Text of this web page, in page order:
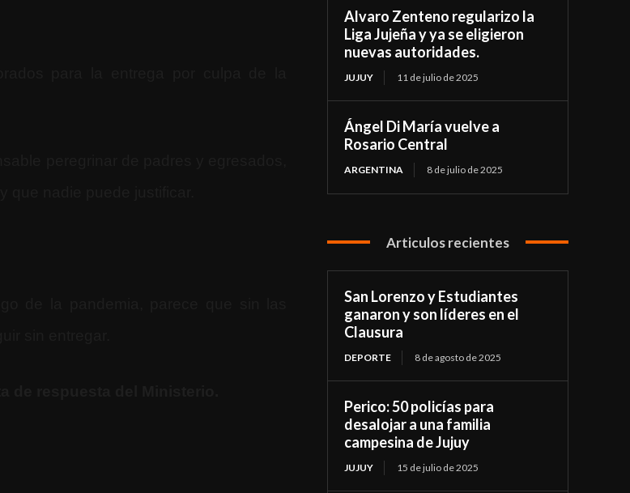
Alvaro Zenteno regularizo la
Liga Jujeña y ya se eligieron
nuevas autoridades.
JUJUY 11 de julio de 2025
Ángel Di María vuelve a
Rosario Central
ARGENTINA 8 de julio de 2025
Articulos recientes
San Lorenzo y Estudiantes
ganaron y son líderes en el
Clausura
DEPORTE 8 de agosto de 2025
Perico: 50 policías para
desalojar a una familia
campesina de Jujuy
JUJUY 15 de julio de 2025